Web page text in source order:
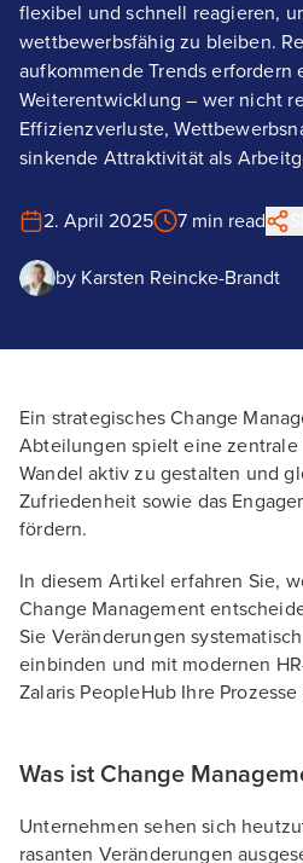
flexibel und schnell reagieren,
wettbewerbsfähig zu bleiben.
aufkommende Trends erfordern
Weiterentwicklung – wer nicht
Effizienzverluste,
sinkende Attraktivität als
2. April 2025 7 min read
by Karsten Reincke-Brandt
Ein strategisches Change
Abteilungen spielt eine zentrale
Wandel aktiv zu gestalten und
Zufriedenheit sowie das
fördern.
In diesem Artikel erfahren Sie,
Change Management
Sie Veränderungen
einbinden und mit modernen
Zalaris PeopleHub Ihre
Was ist Change
Unternehmen sehen sich
rasanten Veränderungen